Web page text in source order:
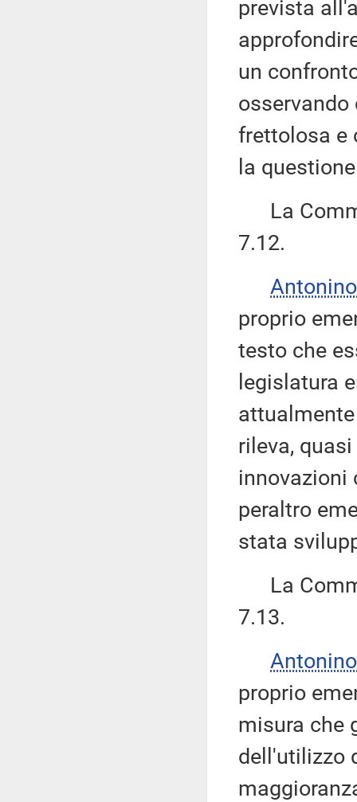
prevista
un
frettolosa e
la
La
7.12.
proprio
testo che
legislatura
rileva,
innovazioni
peraltro
stata
La
7.13.
proprio
misura che
dell'utilizzo